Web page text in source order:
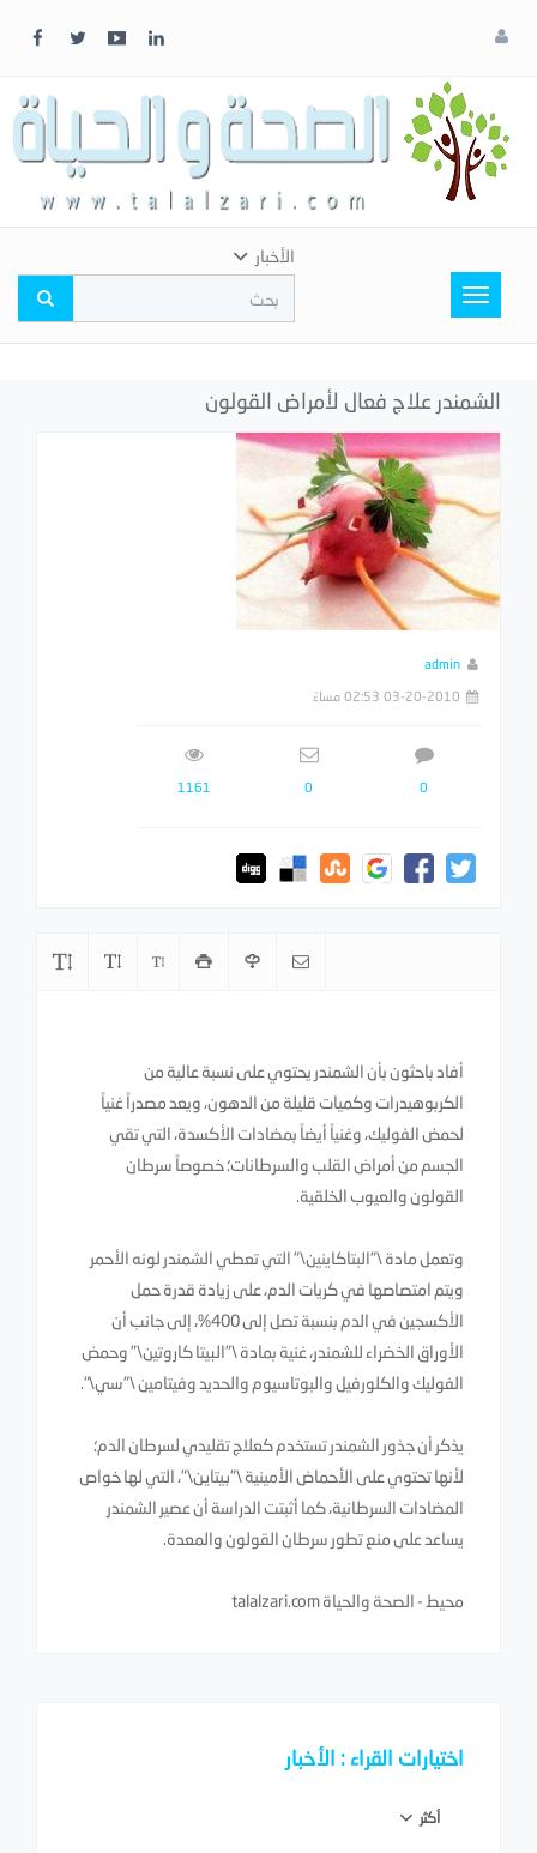
لونك
المفضل
Toggle
navigation
الأخبار
الشمندر علاج فعال لأمراض القولون
admin
03-20-2010 02:53 مساءً
0
0
1161
أفاد باحثون بأن الشمندر يحتوي على نسبة عالية من
الكربوهيدرات وكميات قليلة من الدهون، ويعد مصدراً غنياً
لحمض الفوليك، وغنياً أيضاً بمضادات الأكسدة، التي تقي
الجسم من أمراض القلب والسرطانات؛ خصوصاً سرطان
القولون والعيوب الخلقية.
وتعمل مادة \"البتاكاينين\" التي تعطي الشمندر لونه الأحمر
ويتم امتصاصها في كريات الدم، على زيادة قدرة حمل
الأكسجين في الدم بنسبة تصل إلى 400%، إلى جانب أن
الأوراق الخضراء للشمندر، غنية بمادة \"البيتا كاروتين\" وحمض
الفوليك والكلورفيل والبوتاسيوم والحديد وفيتامين \"سي\".
يذكر أن جذور الشمندر تستخدم كعلاج تقليدي لسرطان الدم؛
لأنها تحتوي على الأحماض الأمينية \"بيتاين\"، التي لها خواص
المضادات السرطانية، كما أثبتت الدراسة أن عصير الشمندر
يساعد على منع تطور سرطان القولون والمعدة.
محيط - الصحة والحياة talalzari.com
اختيارات القراء : الأخبار
أكثر